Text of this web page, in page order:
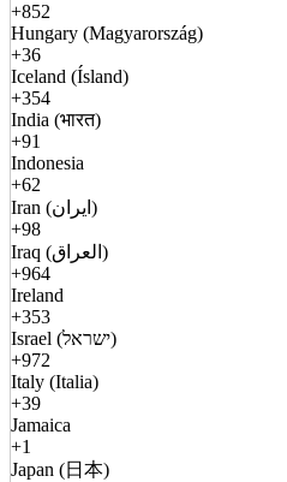
+852
Hungary (Magyarország)
+36
Iceland (Ísland)
+354
India (भारत)
+91
Indonesia
+62
Iran (ایران)
+98
Iraq (العراق)
+964
Ireland
+353
Israel (ישראל)
+972
Italy (Italia)
+39
Jamaica
+1
Japan (日本)